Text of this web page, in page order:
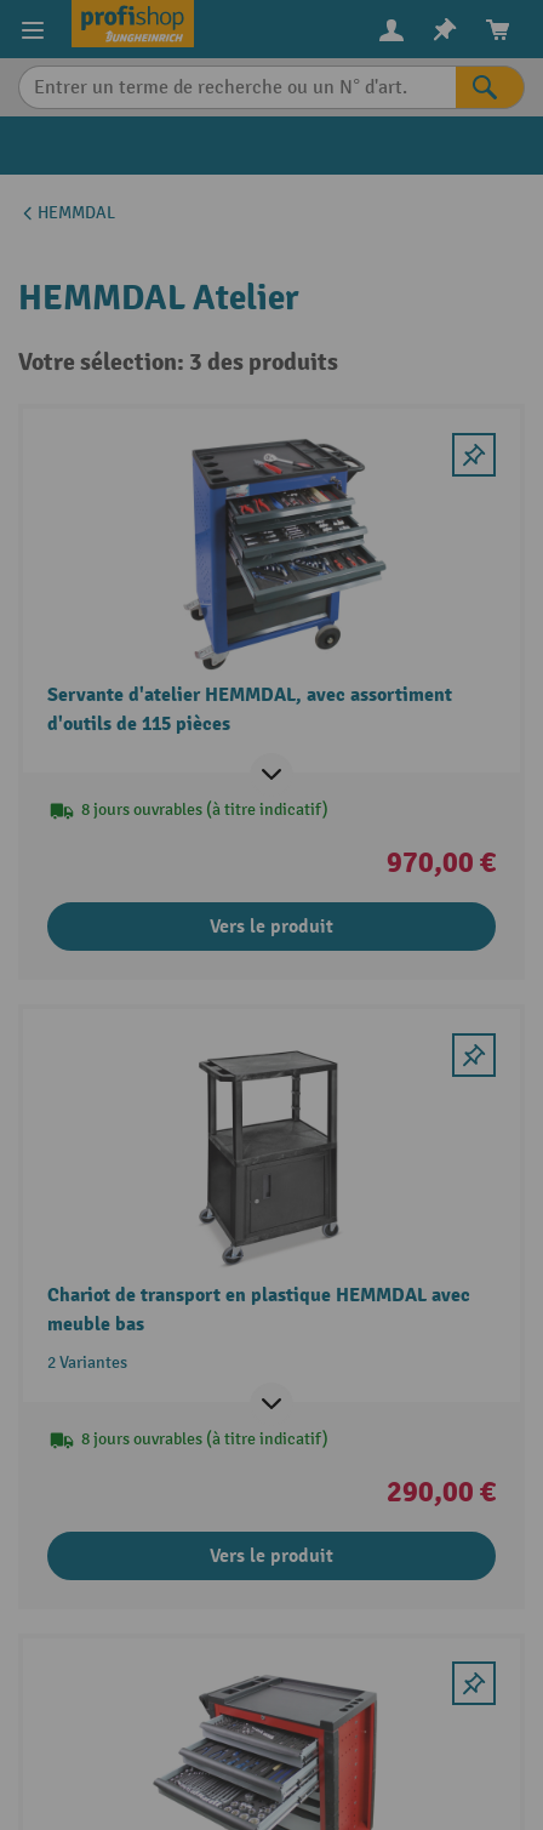
content
HEMMDAL
HEMMDAL Atelier
Votre sélection: 3 des produits
Servante d'atelier HEMMDAL, avec assortiment
d'outils de 115 pièces
8 jours ouvrables (à titre indicatif)
970,00 €
Vers le produit
Chariot de transport en plastique HEMMDAL avec
meuble bas
2 Variantes
8 jours ouvrables (à titre indicatif)
290,00 €
Vers le produit